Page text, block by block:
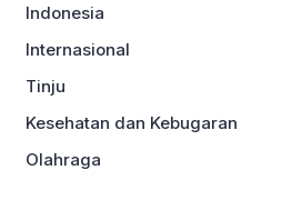
Indonesia
Internasional
Tinju
Kesehatan dan Kebugaran
Olahraga